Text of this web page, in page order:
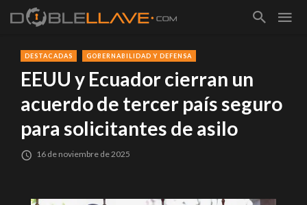
DESTACADAS GOBERNABILIDAD Y DEFENSA
EEUU y Ecuador cierran un
acuerdo de tercer país seguro
para solicitantes de asilo
16 de noviembre de 2025